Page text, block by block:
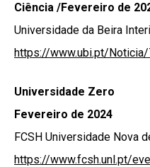
Ciência /Fevereiro de
Universidade da Beira
https://www.ubi.pt/
Universidade Zero
Fevereiro de 2024
FCSH Universidade Nova
https://www.fcsh.unl.pt/